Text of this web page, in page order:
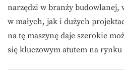
narzędzi w branży budowlanej,
w małych, jak i dużych
na tę maszynę daje szerokie
się kluczowym atutem na